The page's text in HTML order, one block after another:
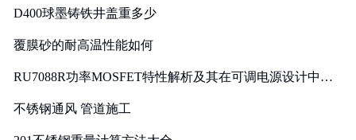
D400球墨铸铁井盖重多少
覆膜砂的耐高温性能如何
RU7088R功率MOSFET特性解析及其在可调电源设计中的
不锈钢通风 管道施工